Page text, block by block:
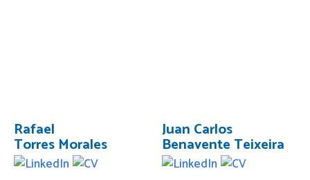
Rafael
Torres Morales
Juan Carlos
Benavente Teixeira